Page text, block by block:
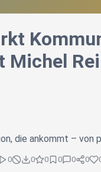
Michel
die ankommt – von
0 0 0 0 0 0